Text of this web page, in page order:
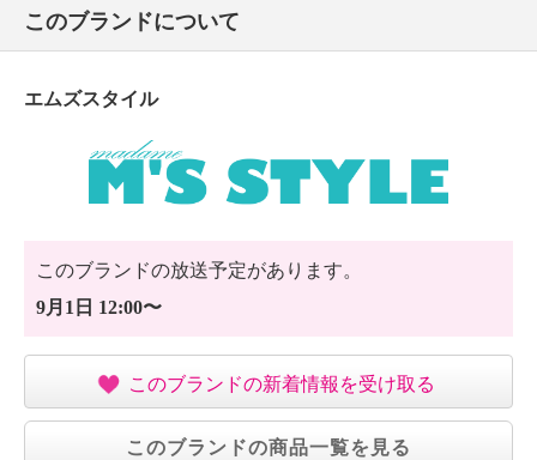
このブランドについて
エムズスタイル
このブランドの放送予定があります。
9月1日 12:00〜
このブランドの新着情報を受け取る
このブランドの商品一覧を見る